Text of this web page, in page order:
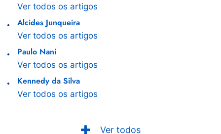
Ver todos os artigos
Alcides Junqueira
Ver todos os artigos
Paulo Nani
Ver todos os artigos
Kennedy da Silva
Ver todos os artigos
Ver todos